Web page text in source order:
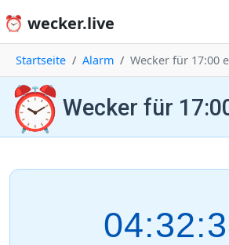
⏰ wecker.live
Startseite Alarm Wecker für 17:00
⏰ Wecker für